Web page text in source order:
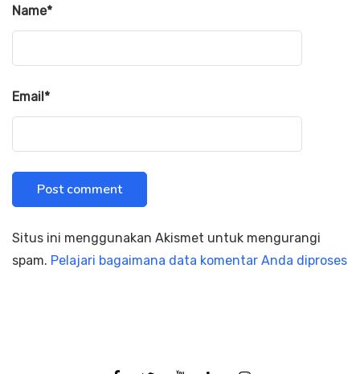
Name*
Email*
Situs ini menggunakan Akismet untuk mengurangi
spam. Pelajari bagaimana data komentar Anda diproses